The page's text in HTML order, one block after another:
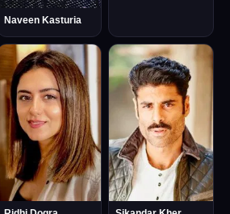
Naveen Kasturia